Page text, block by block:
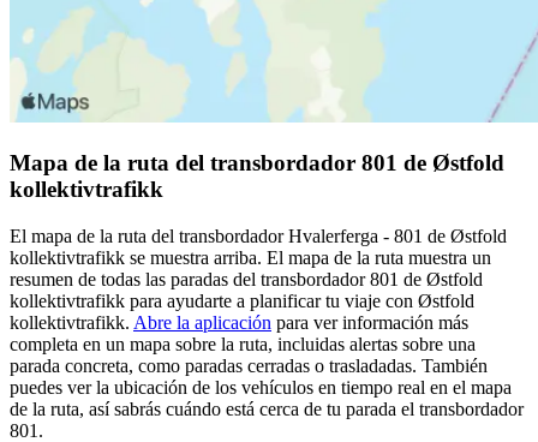
Mapa de la ruta del transbordador 801 de Østfold
kollektivtrafikk
El mapa de la ruta del transbordador Hvalerferga - 801 de Østfold
kollektivtrafikk se muestra arriba. El mapa de la ruta muestra un
resumen de todas las paradas del transbordador 801 de Østfold
kollektivtrafikk para ayudarte a planificar tu viaje con Østfold
kollektivtrafikk. Abre la aplicación para ver información más
completa en un mapa sobre la ruta, incluidas alertas sobre una
parada concreta, como paradas cerradas o trasladadas. También
puedes ver la ubicación de los vehículos en tiempo real en el mapa
de la ruta, así sabrás cuándo está cerca de tu parada el transbordador
801.